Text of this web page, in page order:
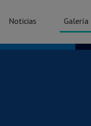
Noticias Galería